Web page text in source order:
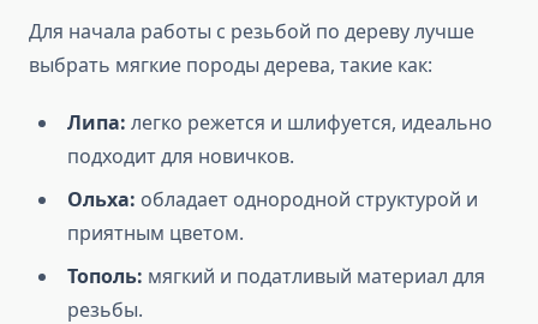
Для начала работы с резьбой по дереву лучше
выбрать мягкие породы дерева, такие как:
Липа: легко режется и шлифуется, идеально
подходит для новичков.
Ольха: обладает однородной структурой и
приятным цветом.
Тополь: мягкий и податливый материал для
резьбы.